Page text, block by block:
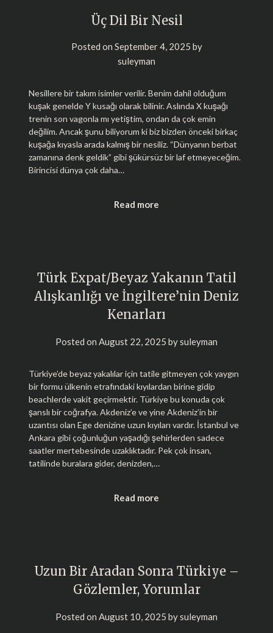
Üç Dil Bir Nesil
Posted on September 4, 2025 by
suleyman
Nesillere bir takım isimler verilir. Benim dahil olduğum
kuşak genelde Y kusağı olarak bilinir. Aslında X kuşağı
trenin son vagonla mı yetiştim, ondan da çok emin
değilim. Ancak şunu biliyorum ki biz bizden önceki birkaç
kuşağa kıyasla arada kalmış bir nesiliz. “Dünyanın berbat
zamanına denk geldik” gibi şükürsüz bir laf etmeyeceğim.
Birincisi dünya çok daha…
Read more
Türk Expat/Beyaz Yakanın Tatil
Alışkanlığı ve İngiltere’nin Deniz
Kenarları
Posted on August 22, 2025 bysuleyman
Türkiye’de beyaz yakalılar için tatile gitmeyen çok yaygın
bir formu ülkenin etrafındaki kıyılardan birine gidip
beachlerde vakit geçirmektir. Türkiye bu konuda çok
şanslı bir coğrafya. Akdeniz’e ve yine Akdeniz’in bir
uzantısı olan Ege denizine uzun kıyıları vardır. İstanbul ve
Ankara gibi çoğunluğun yaşadığı şehirlerden sadece
saatler mertebesinde uzaklıktadır. Pek çok insan,
tatilinde buralara gider, denizden,…
Read more
Uzun Bir Aradan Sonra Türkiye –
Gözlemler, Yorumlar
Posted on August 10, 2025 bysuleyman